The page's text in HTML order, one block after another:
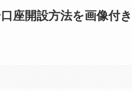
座開設方法を画像付